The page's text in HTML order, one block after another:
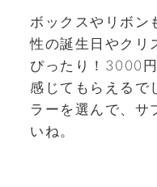
ボックスやリボン
性の誕生日やクリ
ぴったり！3000
感じてもらえるで
ラーを選んで、サ
いね。